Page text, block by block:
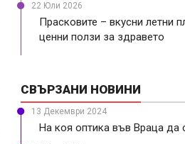
22 Юли 2026
Прасковите – вкусни летни
ценни ползи за здравето
СВЪРЗАНИ НОВИНИ
13 Декември 2024
На коя оптика във Враца да